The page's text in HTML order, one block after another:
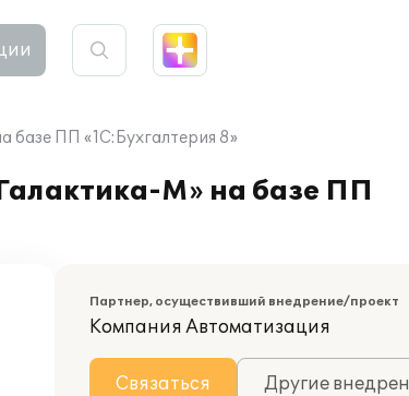
базе ПП «1С:Бухгалтерия 8»
М» на базе ПП
Партнер, осуществивший внедрение/проект
Компания Автоматизация
Связаться Другие